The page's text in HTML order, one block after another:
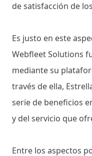
de satisfacción de
Es justo en este
Webfleet Solutions
mediante su
través de ella,
serie de beneficios
y del servicio que
Entre los aspectos